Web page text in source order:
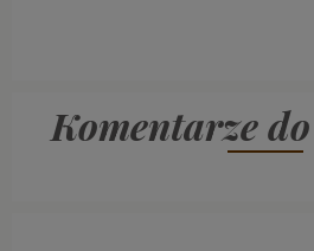
Komentarze